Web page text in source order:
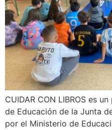
CUIDAR CON LIBROS es
de Educación de la Junta
por el Ministerio de